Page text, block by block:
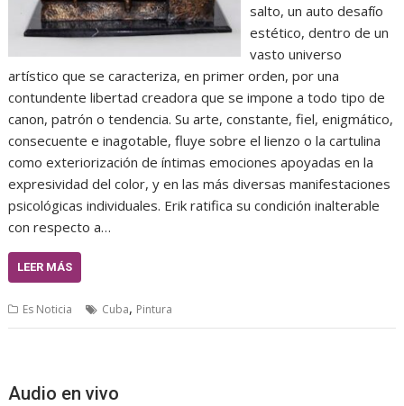
salto, un auto desafío
estético, dentro de un
vasto universo
artístico que se caracteriza, en primer orden, por una
contundente libertad creadora que se impone a todo tipo de
canon, patrón o tendencia. Su arte, constante, fiel, enigmático,
consecuente e inagotable, fluye sobre el lienzo o la cartulina
como exteriorización de íntimas emociones apoyadas en la
expresividad del color, y en las más diversas manifestaciones
psicológicas individuales. Erik ratifica su condición inalterable
con respecto a…
LEER MÁS
Es Noticia Cuba, Pintura
Audio en vivo